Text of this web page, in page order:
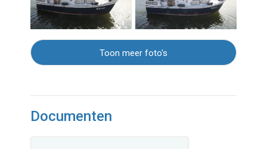
Toon meer foto's
Documenten